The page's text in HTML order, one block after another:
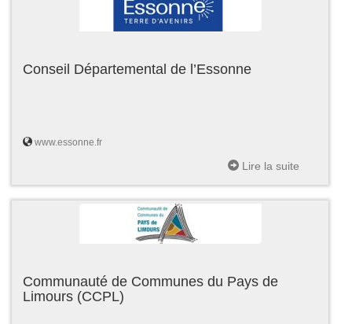
Conseil Départemental de l’Essonne
www.essonne.fr
Lire la suite
Communauté de Communes du Pays de
Limours (CCPL)